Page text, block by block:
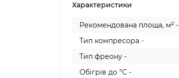
Характеристики
Рекомендована площа, м² -
Тип компресора -
Тип фреону -
Обігрів до °C -